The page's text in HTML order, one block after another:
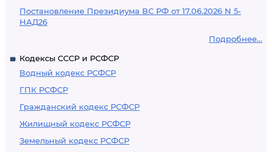
Постановление Президиума ВС РФ от 17.06.2026 N 5-
НАД26
Подробнее...
Кодексы СССР и РСФСР
Водный кодекс РСФСР
ГПК РСФСР
Гражданский кодекс РСФСР
Жилищный кодекс РСФСР
Земельный кодекс РСФСР